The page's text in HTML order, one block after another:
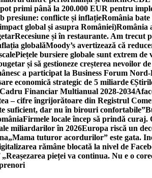
primi până la 200.000 EUR pentru
presiune: conflicte și inflațieRomânia
global și asupra României)România
Recesiune și în restaurante. Am trecut
globalăMoody’s avertizează că
Piețele bursiere globale sunt extrem
și să gestioneze creșterea nevoilor
a participat la Business Forum
economică strategic de 5 miliarde €
Financiar Multianual 2028-2034
– cifre îngrijorătoare din Registrul
suficient, dar nu în birouri confortabile”
Firmele locale încep să prindă curaj.
miliardarilor în 2026Europa riscă un
„Mama tuturor acordurilor” este gata.
rămâne blocată la nivel de
pieței va continua. Nu e o